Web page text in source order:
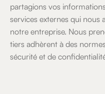
partagions vos
services externes qui nous
notre entreprise. Nous
tiers adhèrent à des
sécurité et de